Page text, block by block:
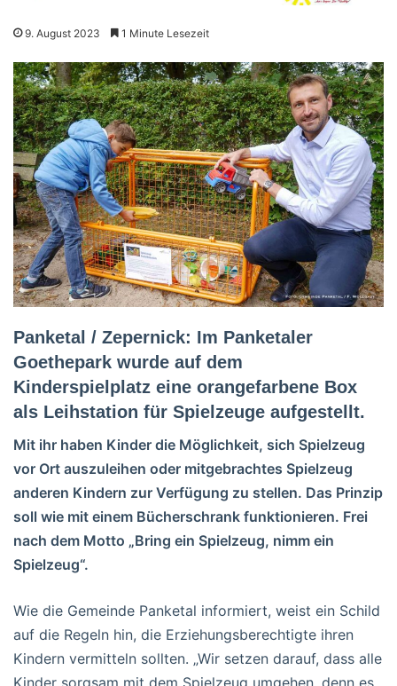
9. August 2023 1 Minute Lesezeit
Panketal / Zepernick: Im Panketaler
Goethepark wurde auf dem
Kinderspielplatz eine orangefarbene Box
als Leihstation für Spielzeuge aufgestellt.
Mit ihr haben Kinder die Möglichkeit, sich Spielzeug
vor Ort auszuleihen oder mitgebrachtes Spielzeug
anderen Kindern zur Verfügung zu stellen. Das Prinzip
soll wie mit einem Bücherschrank funktionieren. Frei
nach dem Motto „Bring ein Spielzeug, nimm ein
Spielzeug“.
Wie die Gemeinde Panketal informiert, weist ein Schild
auf die Regeln hin, die Erziehungsberechtigte ihren
Kindern vermitteln sollten. „Wir setzen darauf, dass alle
Kinder sorgsam mit dem Spielzeug umgehen, denn es